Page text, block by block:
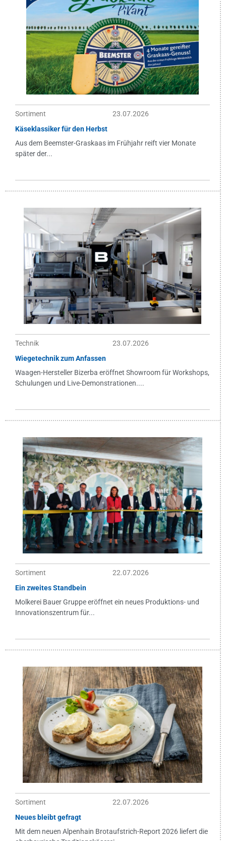
Sortiment
23.07.2026
Käseklassiker für den Herbst
Aus dem Beemster-Graskaas im Frühjahr reift vier Monate
später der...
Technik
23.07.2026
Wiegetechnik zum Anfassen
Waagen-Hersteller Bizerba eröffnet Showroom für Workshops,
Schulungen und Live-Demonstrationen....
Sortiment
22.07.2026
Ein zweites Standbein
Molkerei Bauer Gruppe eröffnet ein neues Produktions- und
Innovationszentrum für...
Sortiment
22.07.2026
Neues bleibt gefragt
Mit dem neuen Alpenhain Brotaufstrich-Report 2026 liefert die